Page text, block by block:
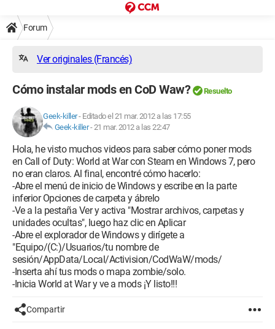
Forum
Ver originales (Francés)
Cómo instalar mods en CoD Waw? Resuelto
Geek-killer- Editado el 21 mar. 2012 a las 17:55
Geek-killer-21 mar. 2012 a las 22:47
Hola, he visto muchos videos para saber cómo poner mods
en Call of Duty: World at War con Steam en Windows 7, pero
no eran claros. Al final, encontré cómo hacerlo:
-Abre el menú de inicio de Windows y escribe en la parte
inferior Opciones de carpeta y ábrelo
-Ve a la pestaña Ver y activa "Mostrar archivos, carpetas y
unidades ocultas", luego haz clic en Aplicar
-Abre el explorador de Windows y dirígete a
"Equipo/(C:)/Usuarios/tu nombre de
sesión/AppData/Local/Activision/CodWaW/mods/
-Inserta ahí tus mods o mapa zombie/solo.
-Inicia World at War y ve a mods ¡Y listo!!!
Compartir